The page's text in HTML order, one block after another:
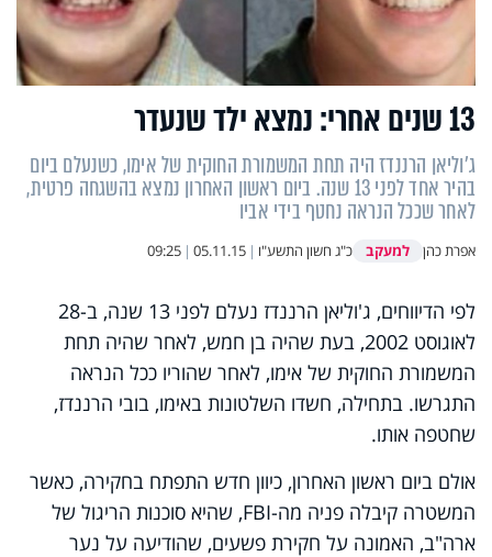
13 שנים אחרי: נמצא ילד שנעדר
ג'וליאן הרננדז היה תחת המשמורת החוקית של אימו, כשנעלם ביום
בהיר אחד לפני 13 שנה. ביום ראשון האחרון נמצא בהשגחה פרטית,
לאחר שככל הנראה נחטף בידי אביו
אפרת כהן למעקב כ"ג חשון התשע"ו |
05.11.15
|
09:25
לפי הדיווחים, ג'וליאן הרננדז נעלם לפני 13 שנה, ב-28
לאוגוסט 2002, בעת שהיה בן חמש, לאחר שהיה תחת
המשמורת החוקית של אימו, לאחר שהוריו ככל הנראה
התגרשו. בתחילה, חשדו השלטונות באימו, בובי הרננדז,
שחטפה אותו.
אולם ביום ראשון האחרון, כיוון חדש התפתח בחקירה, כאשר
המשטרה קיבלה פניה מה-FBI, שהיא סוכנות הריגול של
ארה"ב, האמונה על חקירת פשעים, שהודיעה על נער